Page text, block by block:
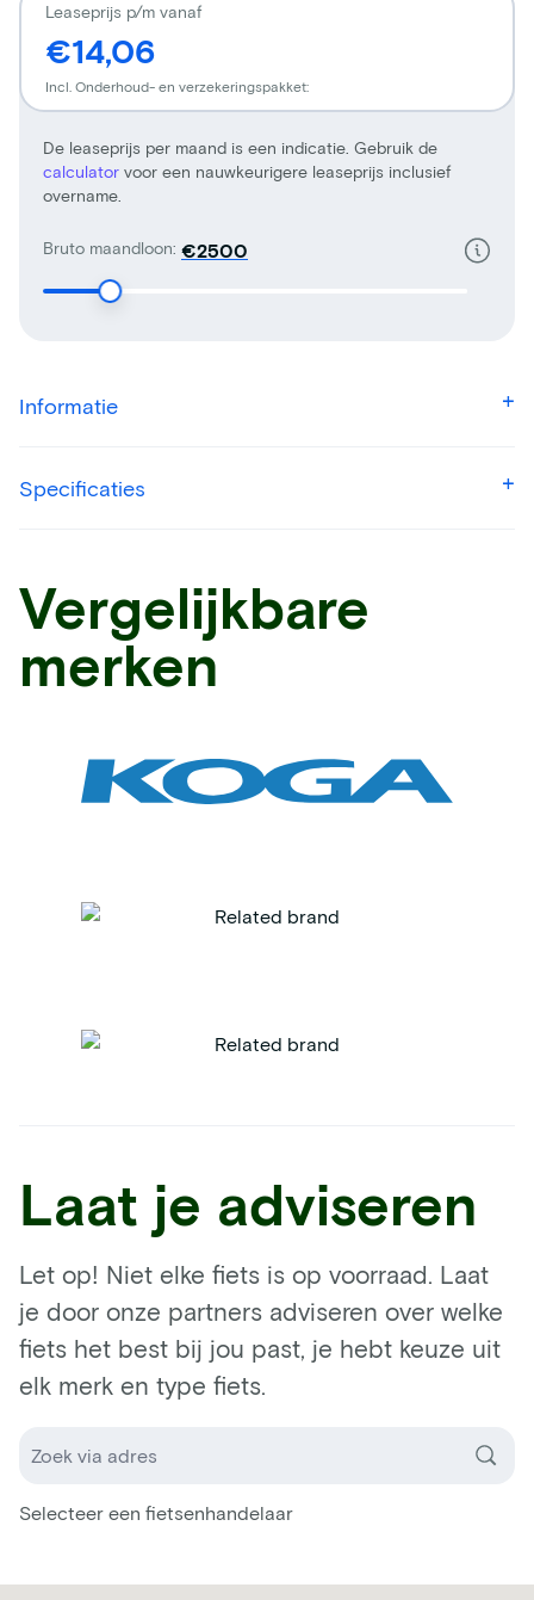
Bruto maandloon: €
De leaseprijs per maand is een indicatie. Gebruik de
calculator voor een nauwkeurigere leaseprijs inclusief
overname.
Leaseprijs p/m vanaf
€14,06
Incl. Onderhoud- en verzekeringspakket:
Informatie
Specificaties
Vergelijkbare
merken
Laat je adviseren
Let op! Niet elke fiets is op voorraad. Laat
je door onze partners adviseren over welke
fiets het best bij jou past, je hebt keuze uit
elk merk en type fiets.
Selecteer een fietsenhandelaar